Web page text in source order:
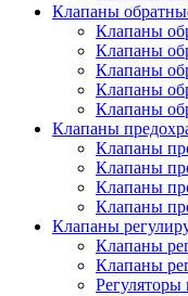
Клапаны
Клапаны
Клапаны
Клапаны
Клапаны
Клапаны
Клапаны
Клапаны
Клапаны
Клапаны
Клапаны
Клапаны
Клапаны
Клапаны
Регуляторы